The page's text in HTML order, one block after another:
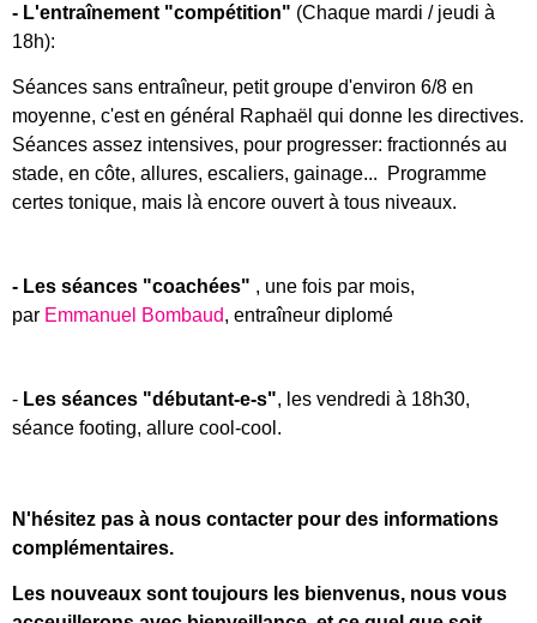
- L'entraînement "compétition" (Chaque mardi / jeudi à
18h):
Séances sans entraîneur, petit groupe d'environ 6/8 en
moyenne, c'est en général Raphaël qui donne les directives.
Séances assez intensives, pour progresser: fractionnés au
stade, en côte, allures, escaliers, gainage... Programme
certes tonique, mais là encore ouvert à tous niveaux.
- Les séances "coachées" , une fois par mois,
par Emmanuel Bombaud, entraîneur diplomé
- Les séances "débutant-e-s", les vendredi à 18h30,
séance footing, allure cool-cool.
N'hésitez pas à nous contacter pour des informations
complémentaires.
Les nouveaux sont toujours les bienvenus, nous vous